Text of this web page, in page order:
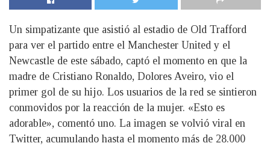
Un simpatizante que asistió al estadio de Old Trafford
para ver el partido entre el Manchester United y el
Newcastle de este sábado, captó el momento en que la
madre de Cristiano Ronaldo, Dolores Aveiro, vio el
primer gol de su hijo. Los usuarios de la red se sintieron
conmovidos por la reacción de la mujer. «Esto es
adorable», comentó uno. La imagen se volvió viral en
Twitter, acumulando hasta el momento más de 28.000